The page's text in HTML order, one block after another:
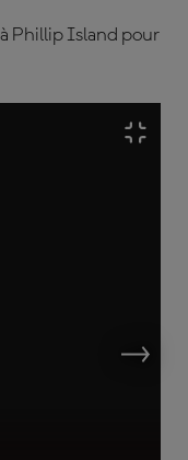
Phillip Island pour